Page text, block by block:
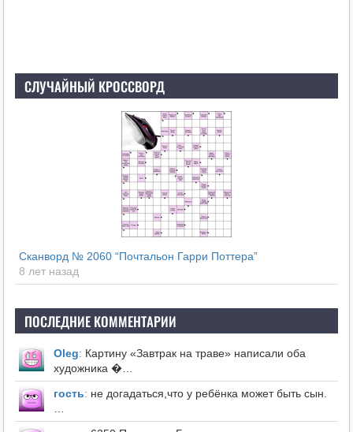
СЛУЧАЙНЫЙ КРОССВОРД
Сканворд № 2060 “Почтальон Гарри Поттера”
8 лет назад
ПОСЛЕДНИЕ КОММЕНТАРИИ
Оleg: Картину «Завтрак на траве» написали оба
художника �…
гость: не догадаться,что у ребёнка может быть сын.
…